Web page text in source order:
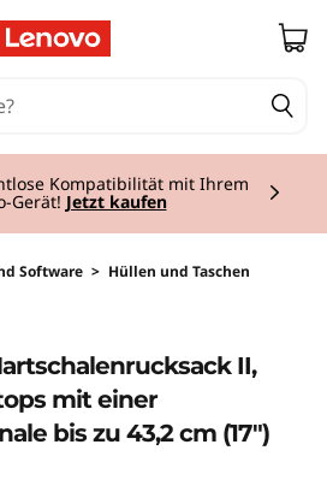
Kompatibilität mit Ihrem
Gerät! Jetzt kaufen
Software > Hüllen und Taschen
II,
mit einer
bis zu 43,2 cm (17")